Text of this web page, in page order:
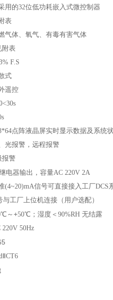
用的32位低功耗嵌入式微控制器
表
气体、氧气、有毒有害气体
附表
F.S
式
遥控
点阵液晶屏实时显示数据及系统
光报警，远程报警
报警
电器输出，容量AC 220V 2A
(4~20)mA信号可直接接入工厂DCS
与工厂上位机连接（用户选配）
～+50℃；湿度＜90%RH 无结露
220V 50Hz